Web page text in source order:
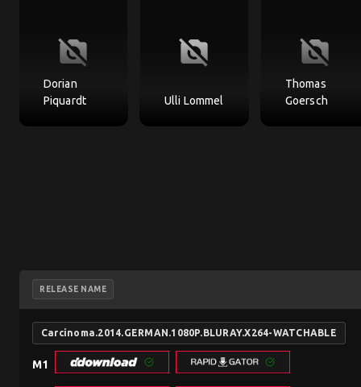
no_photography
Dorian
Piquardt
no_photography
Ulli Lommel
no_photography
Thomas
Goersch
RELEASE NAME
Carcinoma.2014.GERMAN.1080P.BLURAY.X264-WATCHABLE
M1